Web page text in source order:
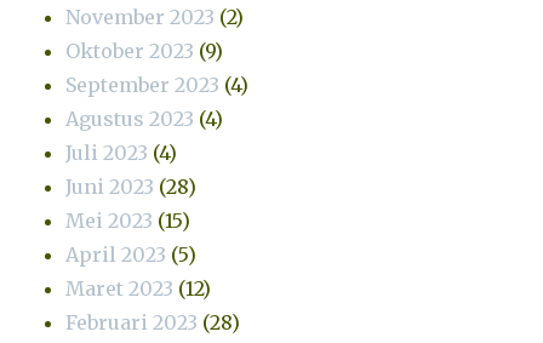
November 2023 (2)
Oktober 2023 (9)
September 2023 (4)
Agustus 2023 (4)
Juli 2023 (4)
Juni 2023 (28)
Mei 2023 (15)
April 2023 (5)
Maret 2023 (12)
Februari 2023 (28)